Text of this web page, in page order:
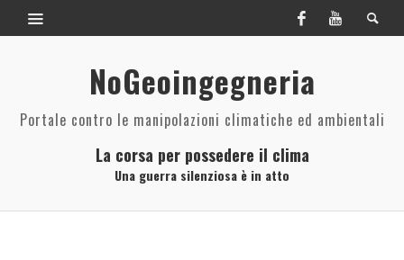
NoGeoingegneria
Portale contro le manipolazioni climatiche ed ambientali
La corsa per possedere il clima
Una guerra silenziosa è in atto